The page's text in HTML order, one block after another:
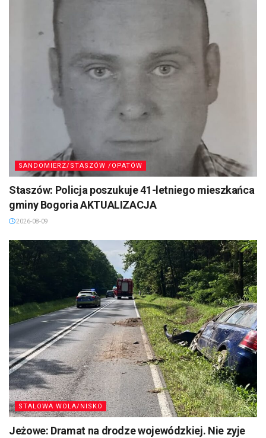
SANDOMIERZ/STASZÓW /OPATÓW
Staszów: Policja poszukuje 41-letniego mieszkańca
gminy Bogoria AKTUALIZACJA
2026-08-09
STALOWA WOLA/NISKO
Jeżowe: Dramat na drodze wojewódzkiej. Nie zyje